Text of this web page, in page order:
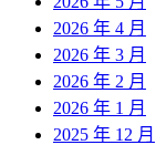
2026 年 4 月
2026 年 3 月
2026 年 2 月
2026 年 1 月
2025 年 12 月